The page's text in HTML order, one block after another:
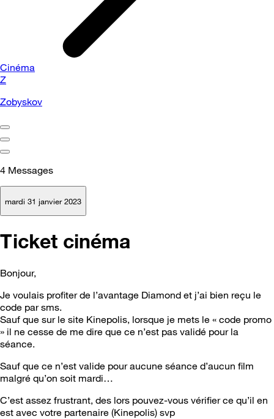
Cinéma
Z
Zobyskov
4 Messages
mardi 31 janvier 2023
Ticket cinéma
Bonjour,
Je voulais profiter de l’avantage Diamond et j’ai bien reçu le
code par sms.
Sauf que sur le site Kinepolis, lorsque je mets le « code promo
» il ne cesse de me dire que ce n’est pas validé pour la
séance.
Sauf que ce n’est valide pour aucune séance d’aucun film
malgré qu’on soit mardi…
C’est assez frustrant, des lors pouvez-vous vérifier ce qu’il en
est avec votre partenaire (Kinepolis) svp